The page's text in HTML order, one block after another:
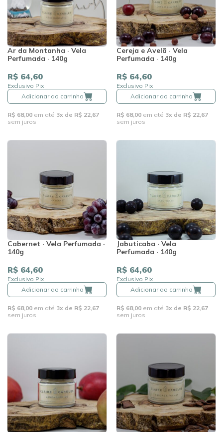
Ar da Montanha · Vela
Perfumada · 140g
R$ 64,60
Exclusivo Pix
Adicionar ao carrinho
R$ 68,00 em até 3x de R$ 22,67
sem juros
Cereja e Avelã · Vela
Perfumada · 140g
R$ 64,60
Exclusivo Pix
Adicionar ao carrinho
R$ 68,00 em até 3x de R$ 22,67
sem juros
Cabernet · Vela Perfumada ·
140g
R$ 64,60
Exclusivo Pix
Adicionar ao carrinho
R$ 68,00 em até 3x de R$ 22,67
sem juros
Jabuticaba · Vela
Perfumada · 140g
R$ 64,60
Exclusivo Pix
Adicionar ao carrinho
R$ 68,00 em até 3x de R$ 22,67
sem juros